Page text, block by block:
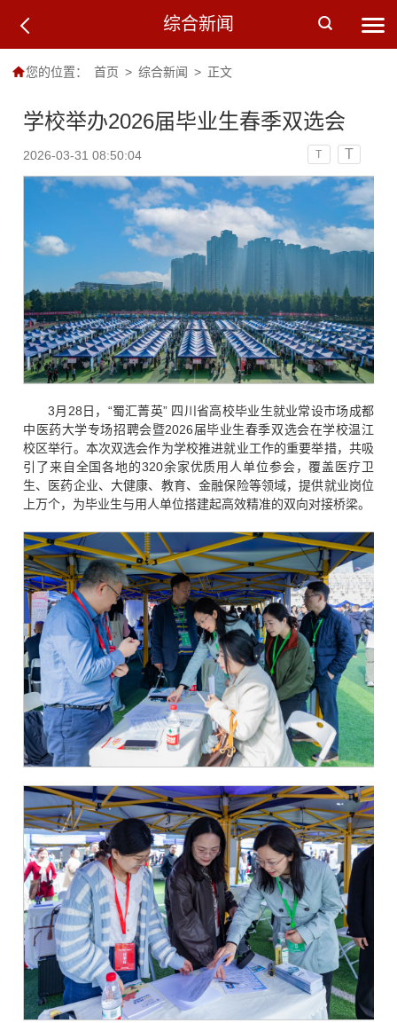
综合新闻
您的位置： 首页 > 综合新闻 > 正文
学校举办2026届毕业生春季双选会
2026-03-31 08:50:04 T T
3月28日，“蜀汇菁英” 四川省高校毕业生就业常设市场成都
中医药大学专场招聘会暨2026届毕业生春季双选会在学校温江
校区举行。本次双选会作为学校推进就业工作的重要举措，共吸
引了来自全国各地的320余家优质用人单位参会，覆盖医疗卫
生、医药企业、大健康、教育、金融保险等领域，提供就业岗位
上万个，为毕业生与用人单位搭建起高效精准的双向对接桥梁。